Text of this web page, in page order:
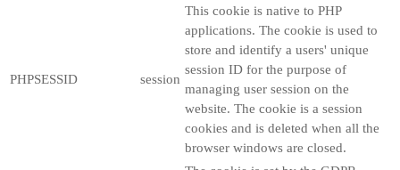
PHPSESSID session
This cookie is native to PHP
applications. The cookie is used to
store and identify a users' unique
session ID for the purpose of
managing user session on the
website. The cookie is a session
cookies and is deleted when all the
browser windows are closed.